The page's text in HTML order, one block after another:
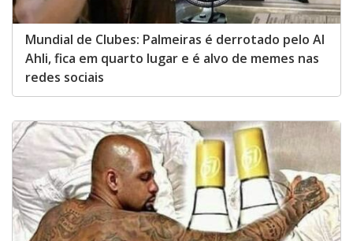
Mundial de Clubes: Palmeiras é derrotado pelo Al
Ahli, fica em quarto lugar e é alvo de memes nas
redes sociais